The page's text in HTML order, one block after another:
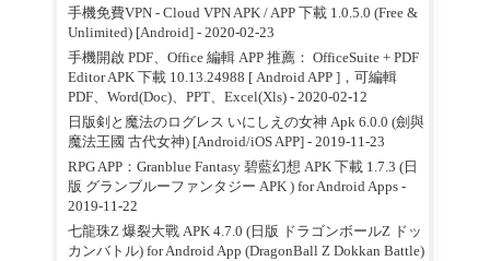
手機免費VPN - Cloud VPN APK / APP 下載 1.0.5.0 (Free &
Unlimited) [Android]- 2020-02-23
手機開啟 PDF、Office 編輯 APP 推薦： OfficeSuite + PDF
Editor APK 下載 10.13.24988 [ Android APP ]，可編輯
PDF、Word(Doc)、PPT、Excel(Xls)- 2020-02-12
日版剣と魔法のログレス いにしえの女神 Apk 6.0.0 (劍與
魔法王國 古代女神) [Android/iOS APP]- 2019-11-23
RPG APP：Granblue Fantasy 碧藍幻想 APK 下載 1.7.3 (日
版 グランブルーファンタジー APK ) for Android Apps -
2019-11-22
七龍珠Z 爆裂大戰 APK 4.7.0 (日版 ドラゴンボールZ ドッ
カンバトル) for Android App (DragonBall Z Dokkan Battle)